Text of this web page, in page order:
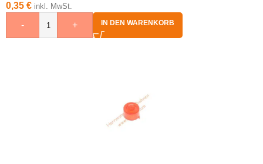
0,35 € inkl. MwSt.
- + IN DEN WARENKORB